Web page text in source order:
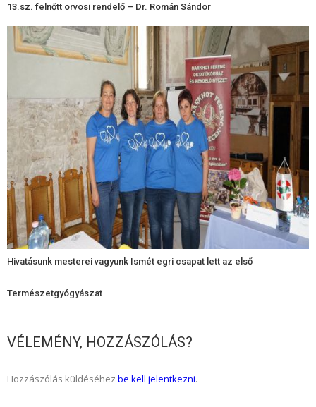
13.sz. felnőtt orvosi rendelő – Dr. Román Sándor
Hivatásunk mesterei vagyunk Ismét egri csapat lett az első
Természetgyógyászat
VÉLEMÉNY, HOZZÁSZÓLÁS?
Hozzászólás küldéséhez be kell jelentkezni.